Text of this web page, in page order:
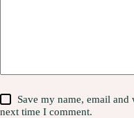
Save my name, email
next time I comment.